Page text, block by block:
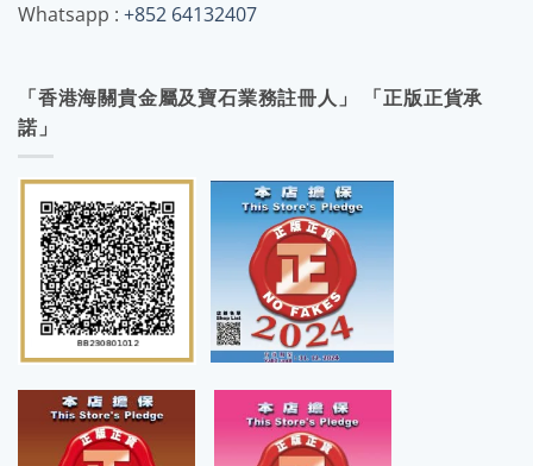
Whatsapp : +852 64132407
「香港海關貴金屬及寶石業務註冊人」 「正版正貨承
諾」